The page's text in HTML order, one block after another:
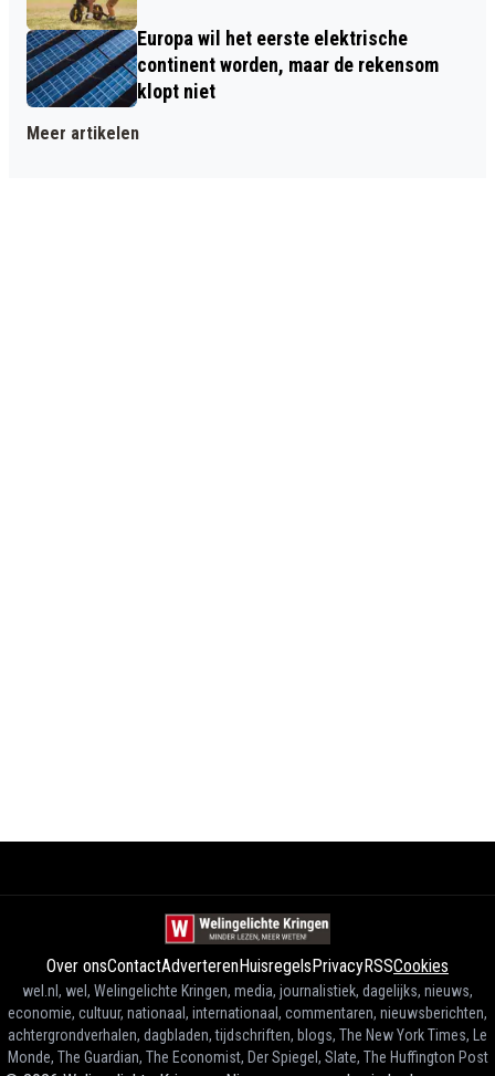
Europa wil het eerste elektrische
continent worden, maar de rekensom
klopt niet
Meer artikelen
Over onsContactAdverterenHuisregelsPrivacyRSSCookies
wel.nl, wel, Welingelichte Kringen, media, journalistiek, dagelijks, nieuws,
economie, cultuur, nationaal, internationaal, commentaren, nieuwsberichten,
achtergrondverhalen, dagbladen, tijdschriften, blogs, The New York Times, Le
Monde, The Guardian, The Economist, Der Spiegel, Slate, The Huffington Post